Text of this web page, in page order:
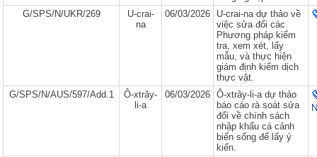
G/SPS/N/UKR/269
U-crai-
na
06/03/2026
U-crai-na dự thảo về
việc sửa đổi các
Phương pháp kiểm
tra, xem xét, lấy
mẫu, và thực hiện
giám định kiểm dịch
thực vật.
G/SPS/N/AUS/597/Add.1
Ô-xtrây-
li-a
06/03/2026
Ô-xtrây-li-a dự thảo
báo cáo rà soát sửa
đổi về chính sách
nhập khẩu cá cảnh
biển sống để lấy ý
kiến.